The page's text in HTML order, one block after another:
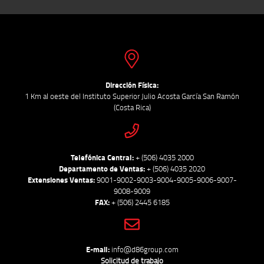
Dirección Física:
1 Km al oeste del Instituto Superior Julio Acosta García San Ramón
(Costa Rica)
Telefónica Central:+ (506) 4035 2000
Departamento de Ventas:+ (506) 4035 2020
Extensiones Ventas:9001-9002-9003-9004-9005-9006-9007-
9008-9009
FAX:+ (506) 2445 6185
E-mail: info@d86group.com
Solicitud de trabajo